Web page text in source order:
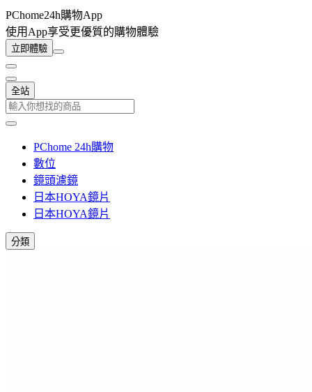
PChome24h購物App
使用App享受更優質的購物體驗
立即體驗
全站
PChome 24h購物
數位
鏡頭濾鏡
日本HOYA鏡片
日本HOYA鏡片
分類